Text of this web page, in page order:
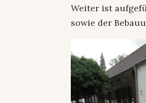
Weiter ist
sowie der